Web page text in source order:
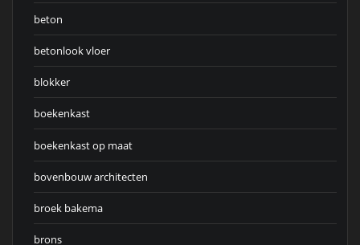
beton
betonlook vloer
blokker
boekenkast
boekenkast op maat
bovenbouw architecten
broek bakema
brons